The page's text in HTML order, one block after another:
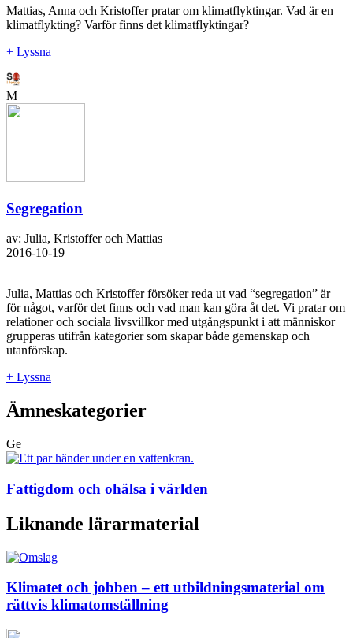
Mattias, Anna och Kristoffer pratar om klimatflyktingar. Vad är en
klimatflykting? Varför finns det klimatflyktingar?
+ Lyssna
M
Segregation
av: Julia, Kristoffer och Mattias
2016-10-19
Julia, Mattias och Kristoffer försöker reda ut vad “segregation” är
för något, varför det finns och vad man kan göra åt det. Vi pratar om
relationer och sociala livsvillkor med utgångspunkt i att människor
grupperas utifrån kategorier som skapar både gemenskap och
utanförskap.
+ Lyssna
Ämneskategorier
Ge
Fattigdom och ohälsa i världen
Liknande lärarmaterial
Klimatet och jobben – ett utbildningsmaterial om
rättvis klimatomställning